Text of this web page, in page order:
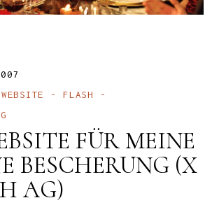
FLASH
FÜR MEINE
BESCHERUNG (X
AG)